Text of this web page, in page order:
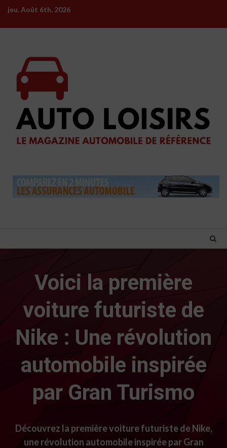
Skip
content
jeu. Août 6th, 2026
Voici la première
voiture futuriste de
Nike : Une révolution
automobile inspirée
par Gran Turismo
Découvrez la première voiture futuriste de Nike,
une révolution automobile inspirée par Gran